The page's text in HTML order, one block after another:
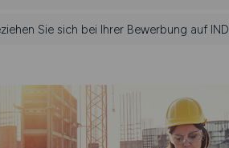
Sie sich bei Ihrer Bewerbung auf